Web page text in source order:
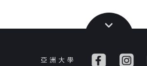
亞 洲 大 學